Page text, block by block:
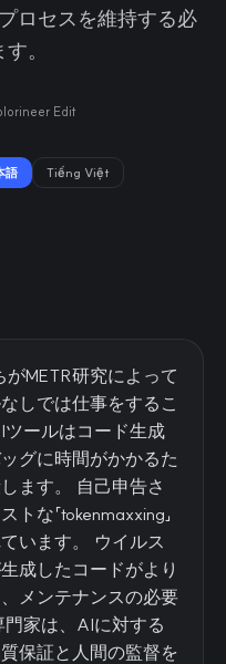
ロセスを維持する必
。
Edit
語 Tiếng Việt
METR研究によって
しでは仕事をするこ
ールはコード生成
グに時間がかかるた
ます。 自己申告さ
な「tokenmaxxing」
います。 ウイルス
成したコードがより
メンテナンスの必要
家は、AIに対する
保証と人間の監督を